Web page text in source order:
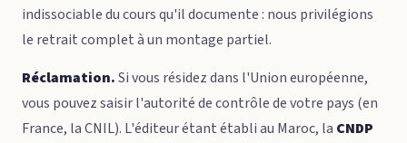
indissociable du cours qu'il documente : nous privilégions
le retrait complet à un montage partiel.
Réclamation.Si vous résidez dans l'Union européenne,
vous pouvez saisir l'autorité de contrôle de votre pays (en
France, la CNIL). L'éditeur étant établi au Maroc, la CNDP